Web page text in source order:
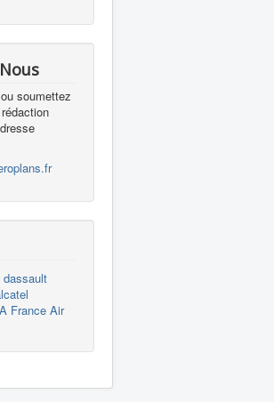
soumettez
dassault
France Air